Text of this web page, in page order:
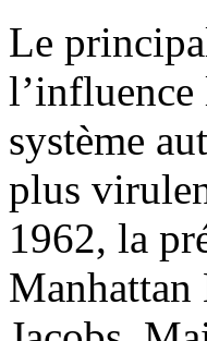
Le
l’influence
système
plus
1962, la
Manhattan